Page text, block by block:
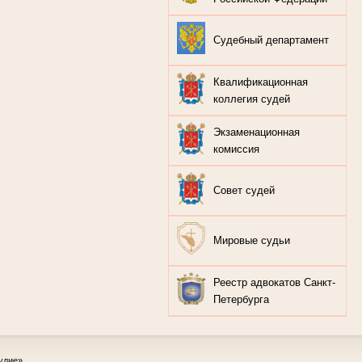
Судебный департамент
Квалификационная
коллегия судей
Экзаменационная
комиссия
Совет судей
Мировые судьи
Реестр адвокатов Санкт-
Петербурга